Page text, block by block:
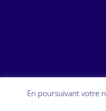
En poursuivant votre